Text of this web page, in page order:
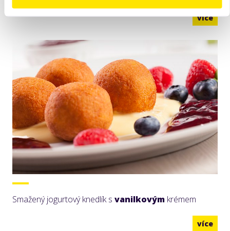
více
Smažený jogurtový knedlík s vanilkovým krémem
více